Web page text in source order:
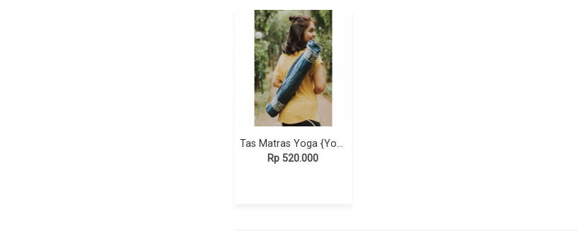
Tas Matras Yoga {Yoga Mat Bag} - Tenun Kalimantan Pewarna Alami
Rp 520.000